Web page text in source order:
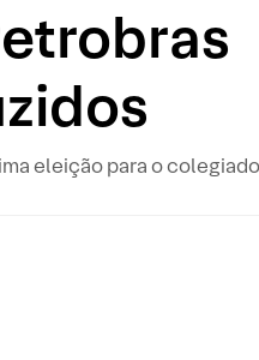
eleição para o